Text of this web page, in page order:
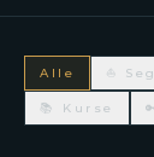
Alle ⛵
📚 Kurse